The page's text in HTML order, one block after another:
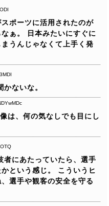
ポーツに活用されたのが
ぁ。
日本みたいにすぐに
うんじゃなくて上手く発
かないな。
は、何の気なしでも目にし
者にあたっていたら、選手
という感じ。
こういうヒ
選手や観客の安全を守る